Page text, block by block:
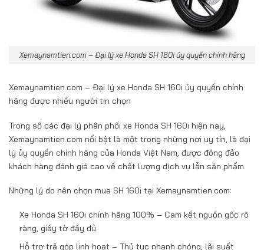
Xemaynamtien.com – Đại lý xe Honda SH 160i ủy quyền chính hãng
Xemaynamtien.com – Đại lý xe Honda SH 160i ủy quyền chính
hãng được nhiều người tin chọn
Trong số các đại lý phân phối xe Honda SH 160i hiện nay,
Xemaynamtien.com nổi bật là một trong những nơi uy tín, là đại
lý ủy quyền chính hãng của Honda Việt Nam, được đông đảo
khách hàng đánh giá cao về chất lượng dịch vụ lẫn sản phẩm.
Những lý do nên chọn mua SH 160i tại Xemaynamtien.com:
Xe Honda SH 160i chính hãng 100% – Cam kết nguồn gốc rõ
ràng, giấy tờ đầy đủ.
Hỗ trợ trả góp linh hoạt – Thủ tục nhanh chóng, lãi suất